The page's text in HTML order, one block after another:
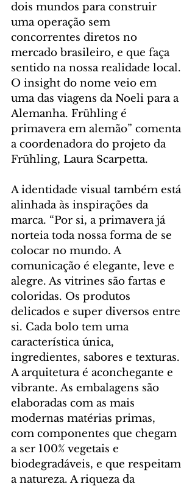
dois mundos para construir
uma operação sem
concorrentes diretos no
mercado brasileiro, e que faça
sentido na nossa realidade local.
O insight do nome veio em
uma das viagens da Noeli para a
Alemanha. Frühling é
primavera em alemão” comenta
a coordenadora do projeto da
Frühling, Laura Scarpetta.
A identidade visual também está
alinhada às inspirações da
marca. “Por si, a primavera já
norteia toda nossa forma de se
colocar no mundo. A
comunicação é elegante, leve e
alegre. As vitrines são fartas e
coloridas. Os produtos
delicados e super diversos entre
si. Cada bolo tem uma
característica única,
ingredientes, sabores e texturas.
A arquitetura é aconchegante e
vibrante. As embalagens são
elaboradas com as mais
modernas matérias primas,
com componentes que chegam
a ser 100% vegetais e
biodegradáveis, e que respeitam
a natureza. A riqueza da